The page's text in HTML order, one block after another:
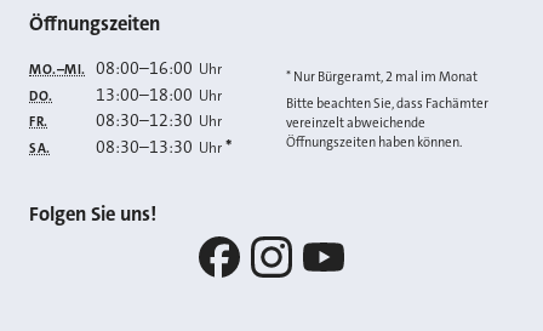
Öffnungszeiten
MO.–MI. 08:00–16:00 Uhr
DO. 13:00–18:00 Uhr
FR. 08:30–12:30 Uhr
SA. 08:30–13:30 Uhr *
* Nur Bürgeramt, 2 mal im Monat
Bitte beachten Sie, dass Fachämter
vereinzelt abweichende
Öffnungszeiten haben können.
Folgen Sie uns!